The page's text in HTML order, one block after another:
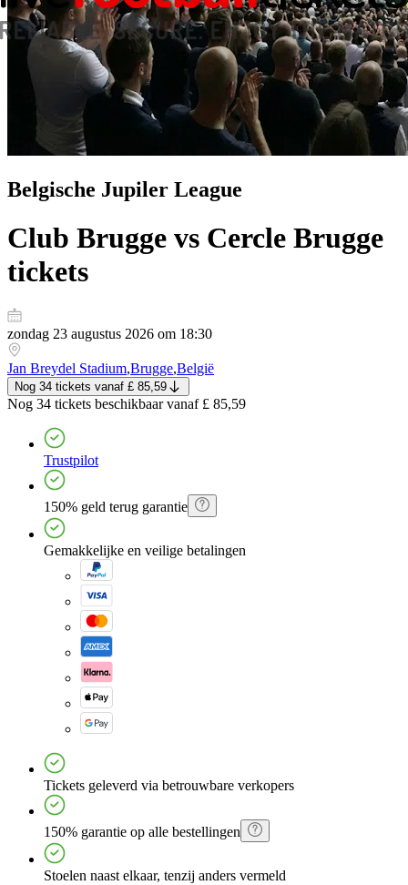
Belgische Jupiler League
Club Brugge vs Cercle Brugge
tickets
zondag 23 augustus 2026 om 18:30
Jan Breydel Stadium,Brugge,België
Nog 34 tickets vanaf £ 85,59
Nog 34 tickets beschikbaar vanaf £ 85,59
Trustpilot
150% geld terug garantie
Gemakkelijke en veilige betalingen
Tickets geleverd via betrouwbare verkopers
150% garantie op alle bestellingen
Stoelen naast elkaar, tenzij anders vermeld